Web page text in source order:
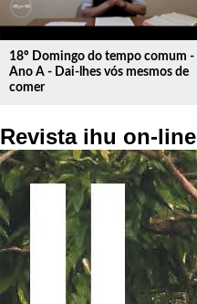
18º Domingo do tempo comum -
Ano A - Dai-lhes vós mesmos de
comer
Revista ihu on-line